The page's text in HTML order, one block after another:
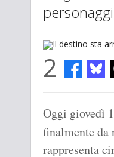
2
Oggi giovedì
finalmente da
rappresenta